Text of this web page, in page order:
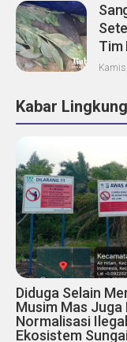
Tim
Kabar
Diduga Selain
Musim Mas Juga
Normalisasi
Ekosistem